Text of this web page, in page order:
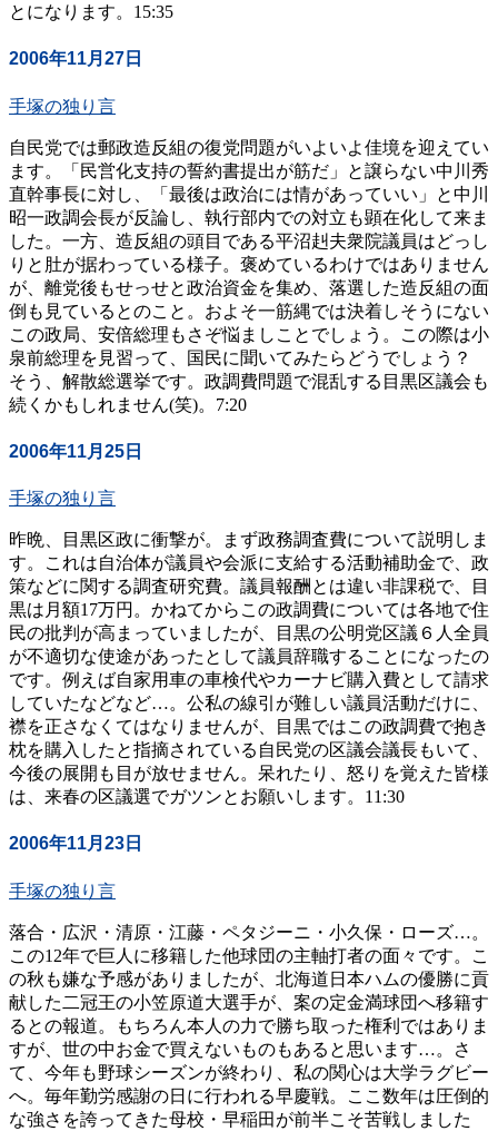
とになります。15:35
2006年11月27日
手塚の独り言
自民党では郵政造反組の復党問題がいよいよ佳境を迎えてい
ます。「民営化支持の誓約書提出が筋だ」と譲らない中川秀
直幹事長に対し、「最後は政治には情があっていい」と中川
昭一政調会長が反論し、執行部内での対立も顕在化して来ま
した。一方、造反組の頭目である平沼赳夫衆院議員はどっし
りと肚が据わっている様子。褒めているわけではありません
が、離党後もせっせと政治資金を集め、落選した造反組の面
倒も見ているとのこと。およそ一筋縄では決着しそうにない
この政局、安倍総理もさぞ悩ましことでしょう。この際は小
泉前総理を見習って、国民に聞いてみたらどうでしょう？
そう、解散総選挙です。政調費問題で混乱する目黒区議会も
続くかもしれません(笑)。7:20
2006年11月25日
手塚の独り言
昨晩、目黒区政に衝撃が。まず政務調査費について説明しま
す。これは自治体が議員や会派に支給する活動補助金で、政
策などに関する調査研究費。議員報酬とは違い非課税で、目
黒は月額17万円。かねてからこの政調費については各地で住
民の批判が高まっていましたが、目黒の公明党区議６人全員
が不適切な使途があったとして議員辞職することになったの
です。例えば自家用車の車検代やカーナビ購入費として請求
していたなどなど…。公私の線引が難しい議員活動だけに、
襟を正さなくてはなりませんが、目黒ではこの政調費で抱き
枕を購入したと指摘されている自民党の区議会議長もいて、
今後の展開も目が放せません。呆れたり、怒りを覚えた皆様
は、来春の区議選でガツンとお願いします。11:30
2006年11月23日
手塚の独り言
落合・広沢・清原・江藤・ペタジーニ・小久保・ローズ…。
この12年で巨人に移籍した他球団の主軸打者の面々です。こ
の秋も嫌な予感がありましたが、北海道日本ハムの優勝に貢
献した二冠王の小笠原道大選手が、案の定金満球団へ移籍す
るとの報道。もちろん本人の力で勝ち取った権利ではありま
すが、世の中お金で買えないものもあると思います…。さ
て、今年も野球シーズンが終わり、私の関心は大学ラグビー
へ。毎年勤労感謝の日に行われる早慶戦。ここ数年は圧倒的
な強さを誇ってきた母校・早稲田が前半こそ苦戦しました